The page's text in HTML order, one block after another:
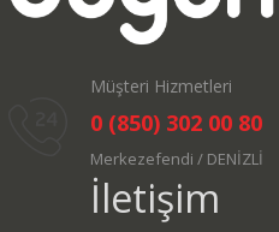
Müşteri Hizmetleri
0 (850) 302 00 80
Merkezefendi / DENİZLİ
İletişim